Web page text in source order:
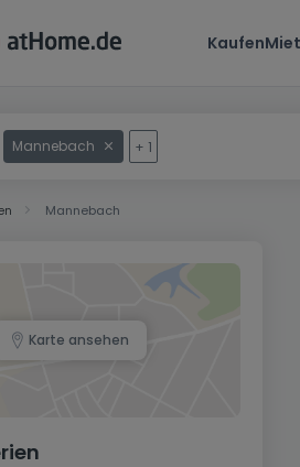
Kaufen
Mannebach + 1
Mannebach
Karte ansehen